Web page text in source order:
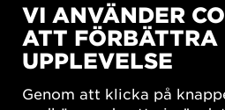
New European Bauhaus
SUSTAINORDIC
Share Future Living
What Matter_s
VI ANVÄNDER
ATT FÖRBÄTTRA
UPPLEVELSE
Genom att klicka på